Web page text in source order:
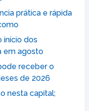
prática e rápida
início dos
em agosto
receber o
de 2026
nesta capital;